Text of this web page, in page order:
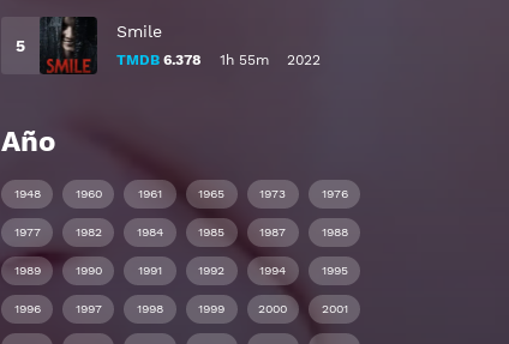
Smile
TMDB 6.378 1h 55m 2022
Año
1948 1960 1961 1965 1973 1976
1977 1982 1984 1985 1987 1988
1989 1990 1991 1992 1994 1995
1996 1997 1998 1999 2000 2001